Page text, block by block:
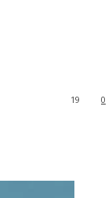
0
19